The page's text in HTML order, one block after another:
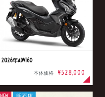
2026年ADV160
本体価格 ¥528,000